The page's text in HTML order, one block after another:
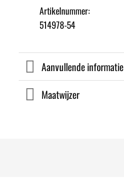
Artikelnummer:
514978-54
Aanvullende informatie
Maatwijzer